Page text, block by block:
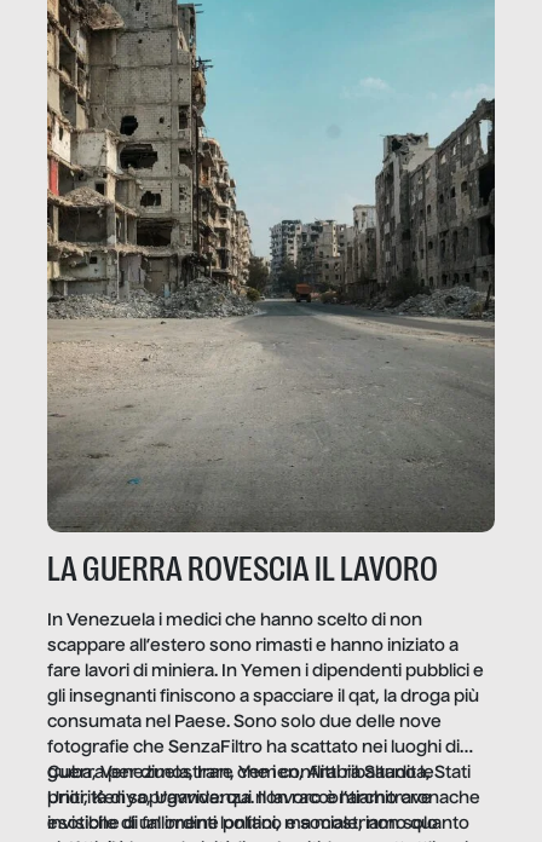
LA GUERRA ROVESCIA IL LAVORO
In Venezuela i medici che hanno scelto di non
scappare all’estero sono rimasti e hanno iniziato a
fare lavori di miniera. In Yemen i dipendenti pubblici e
gli insegnanti finiscono a spacciare il qat, la droga più
consumata nel Paese. Sono solo due delle nove
fotografie che SenzaFiltro ha scattato nei luoghi di
guerra per dimostrare che i conflitti ribaltano le
priorità di sopravvivenza. Il lavoro è l’architrave
invisibile di un ordine politico e sociale, non solo
Cuba, Venezuela, Iran, Yemen, Arabia Saudita, Stati
Uniti, Kenya, Uganda: qui non raccontiamo cronache
esotiche di fallimenti lontani, ma mostriamo quanto